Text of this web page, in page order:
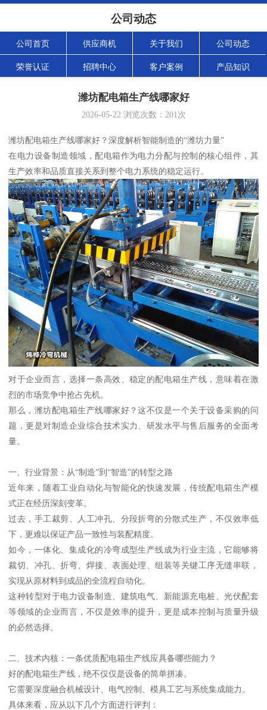
公司动态
公司首页 供应商机 关于我们 公司动态
荣誉认证 招聘中心 客户案例 产品知识
潍坊配电箱生产线哪家好
2026-05-22浏览次数： 201次
潍坊配电箱生产线哪家好？深度解析智能制造的“潍坊力量”
在电力设备制造领域，配电箱作为电力分配与控制的核心组件，其
生产效率和品质直接关系到整个电力系统的稳定运行。
对于企业而言，选择一条高效、稳定的配电箱生产线，意味着在激
烈的市场竞争中抢占先机。
那么，潍坊配电箱生产线哪家好？这不仅是一个关于设备采购的问
题，更是对制造企业综合技术实力、研发水平与售后服务的全面考
量。
一、行业背景：从“制造”到“智造”的转型之路
近年来，随着工业自动化与智能化的快速发展，传统配电箱生产模
式正在经历深刻变革。
过去，手工裁剪、人工冲孔、分段折弯的分散式生产，不仅效率低
下，更难以保证产品一致性与装配精度。
如今，一体化、集成化的冷弯成型生产线成为行业主流，它能够将
裁切、冲孔、折弯、焊接、表面处理、组装等关键工序无缝串联，
实现从原材料到成品的全流程自动化。
这种转型对于电力设备制造、建筑电气、新能源充电桩、光伏配套
等领域的企业而言，不仅是效率的提升，更是成本控制与质量升级
的必然选择。
二、技术内核：一条优质配电箱生产线应具备哪些能力？
好的配电箱生产线，绝不仅仅是设备的简单拼凑。
它需要深度融合机械设计、电气控制、模具工艺与系统集成能力。
具体来看，应从以下几个方面进行评判：